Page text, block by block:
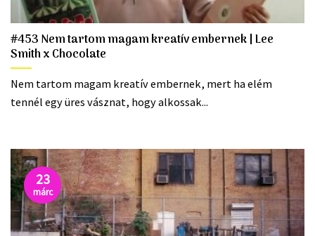
#453 Nem tartom magam kreatív embernek | Lee
Smith x Chocolate
Nem tartom magam kreatív embernek, mert ha elém
tennél egy üres vásznat, hogy alkossak...
23
márc